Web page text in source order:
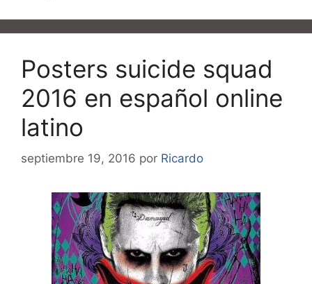
Posters suicide squad
2016 en español online
latino
septiembre 19, 2016 por Ricardo